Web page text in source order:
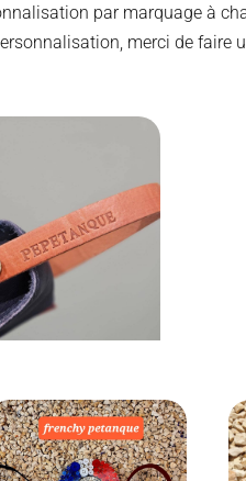
par marquage à
merci de faire